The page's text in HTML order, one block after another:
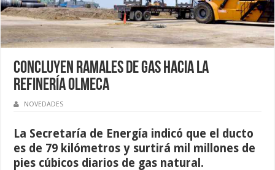
Concluyen ramales de gas hacia la
Refinería Olmeca
NOVEDADES
La Secretaría de Energía indicó que el ducto
es de 79 kilómetros y surtirá mil millones de
pies cúbicos diarios de gas natural.